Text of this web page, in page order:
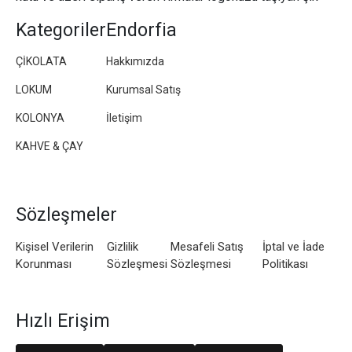
Kategoriler
ÇİKOLATA
LOKUM
KOLONYA
KAHVE & ÇAY
Endorfia
Hakkımızda
Kurumsal Satış
İletişim
Sözleşmeler
Kişisel Verilerin
Korunması
Gizlilik
Sözleşmesi
Mesafeli Satış
Sözleşmesi
İptal ve İade
Politikası
Hızlı Erişim